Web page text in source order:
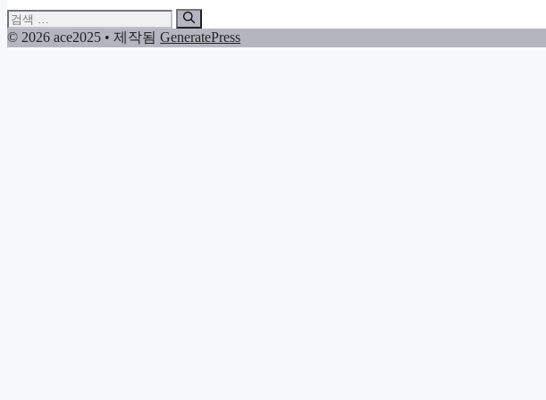
검
색:
© 2026 ace2025 • 제작됨 GeneratePress